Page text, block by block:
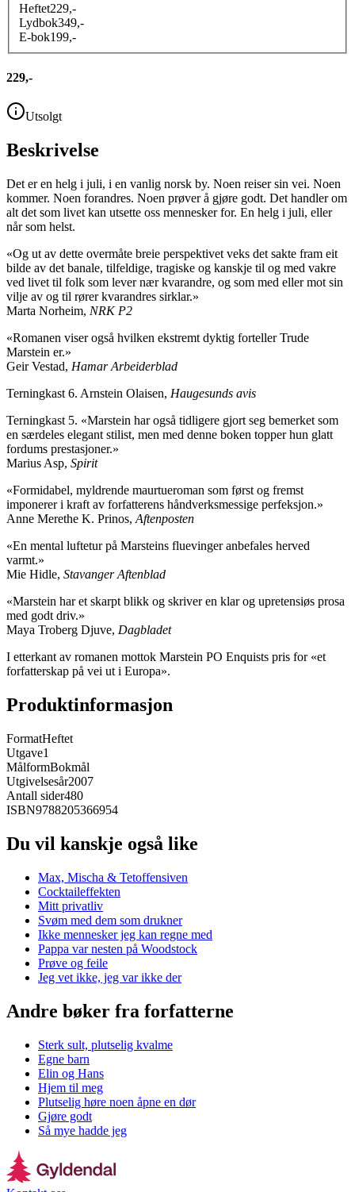
Heftet229,-
Lydbok349,-
E-bok199,-
229,-
Utsolgt
Beskrivelse
Det er en helg i juli, i en vanlig norsk by. Noen reiser sin vei. Noen
kommer. Noen forandres. Noen prøver å gjøre godt. Det handler om
alt det som livet kan utsette oss mennesker for. En helg i juli, eller
når som helst.
«Og ut av dette overmåte breie perspektivet veks det sakte fram eit
bilde av det banale, tilfeldige, tragiske og kanskje til og med vakre
ved livet til folk som lever nær kvarandre, og som med eller mot sin
vilje av og til rører kvarandres sirklar.»
Marta Norheim, NRK P2
«Romanen viser også hvilken ekstremt dyktig forteller Trude
Marstein er.»
Geir Vestad, Hamar Arbeiderblad
Terningkast 6. Arnstein Olaisen, Haugesunds avis
Terningkast 5. «Marstein har også tidligere gjort seg bemerket som
en særdeles elegant stilist, men med denne boken topper hun glatt
fordums prestasjoner.»
Marius Asp, Spirit
«Formidabel, myldrende maurtueroman som først og fremst
imponerer i kraft av forfatterens håndverksmessige perfeksjon.»
Anne Merethe K. Prinos, Aftenposten
«En mental luftetur på Marsteins fluevinger anbefales herved
varmt.»
Mie Hidle, Stavanger Aftenblad
«Marstein har et skarpt blikk og skriver en klar og upretensiøs prosa
med godt driv.»
Maya Troberg Djuve, Dagbladet
I etterkant av romanen mottok Marstein PO Enquists pris for «et
forfatterskap på vei ut i Europa».
Produktinformasjon
FormatHeftet
Utgave1
MålformBokmål
Utgivelsesår2007
Antall sider480
ISBN9788205366954
Du vil kanskje også like
Max, Mischa & Tetoffensiven
Cocktaileffekten
Mitt privatliv
Svøm med dem som drukner
Ikke mennesker jeg kan regne med
Pappa var nesten på Woodstock
Prøve og feile
Jeg vet ikke, jeg var ikke der
Andre bøker fra forfatterne
Sterk sult, plutselig kvalme
Egne barn
Elin og Hans
Hjem til meg
Plutselig høre noen åpne en dør
Gjøre godt
Så mye hadde jeg